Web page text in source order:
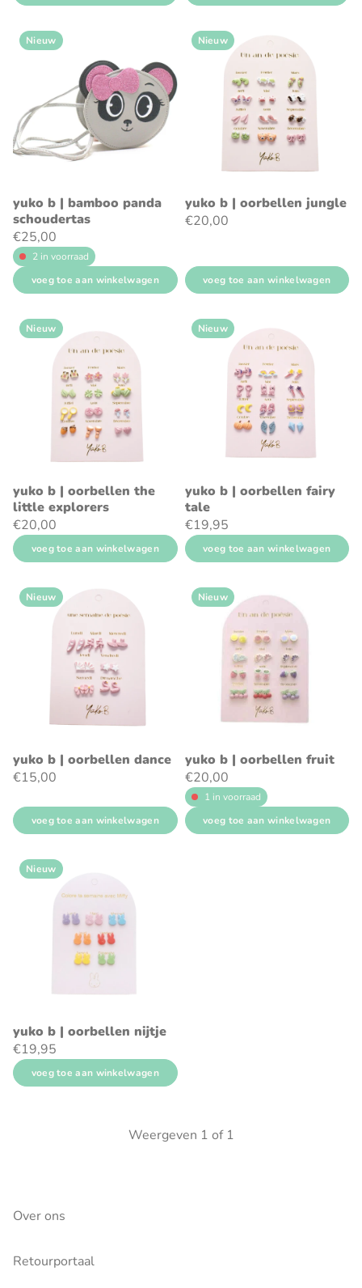
Nieuw
yuko b | bamboo panda
schoudertas
€25,00
2 in voorraad
voeg toe aan winkelwagen
Nieuw
yuko b | oorbellen jungle
€20,00
voeg toe aan winkelwagen
Nieuw
yuko b | oorbellen the
little explorers
€20,00
voeg toe aan winkelwagen
Nieuw
yuko b | oorbellen fairy
tale
€19,95
voeg toe aan winkelwagen
Nieuw
yuko b | oorbellen dance
€15,00
voeg toe aan winkelwagen
Nieuw
yuko b | oorbellen fruit
€20,00
1 in voorraad
voeg toe aan winkelwagen
Nieuw
yuko b | oorbellen nijtje
€19,95
voeg toe aan winkelwagen
Weergeven 1 of 1
Over ons
Retourportaal